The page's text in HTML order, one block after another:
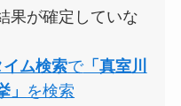
果が確定していな
ム検索で「真室川
を検索